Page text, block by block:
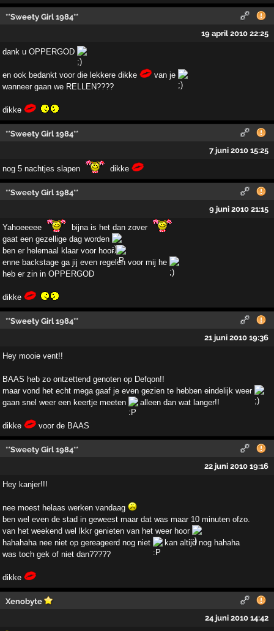
**Sweety Girl 1984**
19 april 2010 22:25
dank u OPPERGOD
en ook bedankt voor die lekkere dikke
van je
wanneer gaan we RELLEN????
dikke
**Sweety Girl 1984**
7 juni 2010 15:25
nog 5 nachtjes slapen dikke
**Sweety Girl 1984**
9 juni 2010 21:15
Yahoeeeee
bijna is het dan zover
gaat een gezellige dag worden
ben er helemaal klaar voor hoor
enne backstage ga jij even regelen voor mij he
heb er zin in OPPERGOD
dikke
**Sweety Girl 1984**
21 juni 2010 19:36
Hey mooie vent!!
BAAS heb zo ontzettend genoten op Defqon!!
maar vond het echt mega gaaf je even gezien te hebben eindelijk weer
gaan snel weer een keertje meeten
alleen dan wat langer!!
dikke voor de BAAS
**Sweety Girl 1984**
22 juni 2010 19:16
Hey kanjer!!!
nee moest helaas werken vandaag
ben wel even de stad in geweest maar dat was maar 10 minuten ofzo.
van het weekend wel lkkr genieten van het weer hoor
hahahaha nee niet op gereageerd nog niet
kan altijd nog hahaha
was toch gek of niet dan?????
dikke
Xenobyte
24 juni 2010 14:42